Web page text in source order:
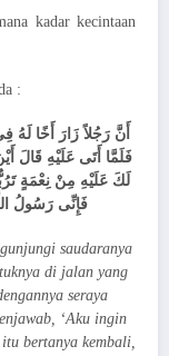
kadar kecintaan
:
أَنَّ رَجُلاً زَارَ أَخًا
فَلَمَّا أَتَى عَلَيْهِ قَالَ
لَكَ عَلَيْهِ مِنْ نِعْمَةٍ
فَإِنِّى رَسُولُ
saudaranya
di jalan yang
seraya
‘Aku ingin
bertanya kembali,